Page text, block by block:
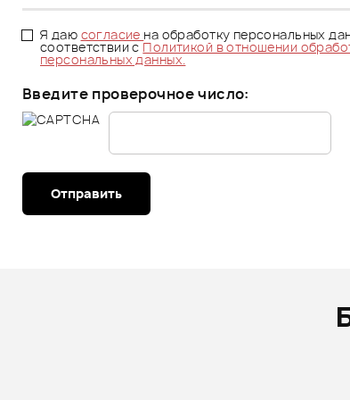
Я даю согласие на обработку персональных
соответствии сПолитикой в отношении
персональных данных.
Введите проверочное число:
Отправить